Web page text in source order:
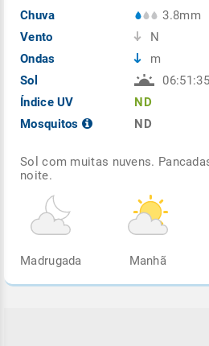
Chuva
Vento
Ondas
Sol
Índice UV
Mosquitos
3.8mm
N
m
ND
ND
Sol com muitas nuvens.
noite.
Madrugada Manhã